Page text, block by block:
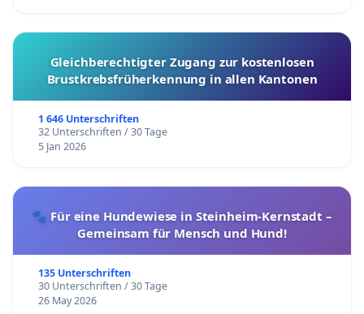
Gleichberechtigter Zugang zur kostenlosen
Brustkrebsfrüherkennung in allen Kantonen
1 646 Unterschriften
32 Unterschriften / 30 Tage
5 Jan 2026
🐾 Für eine Hundewiese in Steinheim-Kernstadt –
Gemeinsam für Mensch und Hund!
135 Unterschriften
30 Unterschriften / 30 Tage
26 May 2026